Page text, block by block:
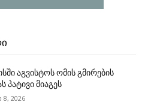
აგვისტოს ომის გმირების
პატივი მიაგეს
8, 2026